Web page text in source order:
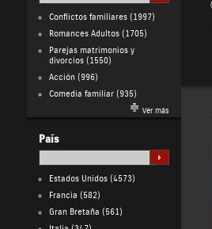
Conflictos familiares(1997)
Romances Adultos(1705)
Parejas matrimonios y
divorcios(1550)
Acción(996)
Comedia familiar(935)
Ver más
País
Estados Unidos(4573)
Francia (582)
Gran Bretaña (561)